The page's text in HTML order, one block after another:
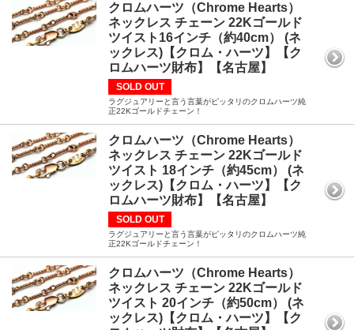
クロムハーツ（Chrome Hearts）
ネックレス チェーン 22Kゴールド
ツイスト16インチ（約40cm） (ネ
ックレス)【クロム・ハーツ】【ク
ロムハーツ財布】【名古屋】
SOLD OUT
ラグジュアリーと言う言葉がピッタリのクロムハーツ純
正22Kゴールドチェーン！
クロムハーツ（Chrome Hearts）
ネックレス チェーン 22Kゴールド
ツイスト 18インチ（約45cm） (ネ
ックレス)【クロム・ハーツ】【ク
ロムハーツ財布】【名古屋】
SOLD OUT
ラグジュアリーと言う言葉がピッタリのクロムハーツ純
正22Kゴールドチェーン！
クロムハーツ（Chrome Hearts）
ネックレス チェーン 22Kゴールド
ツイスト 20インチ（約50cm） (ネ
ックレス)【クロム・ハーツ】【ク